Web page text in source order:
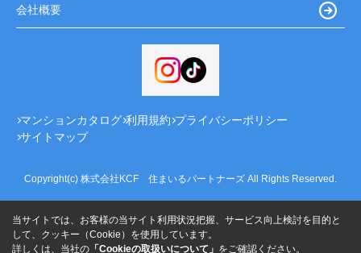
会社概要
マンションカタログ 利用規約 プライバシーポリシー
サイトマップ
Copyright(c) 株式会社KCF 住まいるパートナーズ All Rights Reserved.
当サイトでは、お客様の当サイト利用状況把握、サービス向上検討を目的と
して、クッキー（Cookie）を使用しています。
詳しくは、当社の 「Cookieの取扱いについて」 をご確認ください。